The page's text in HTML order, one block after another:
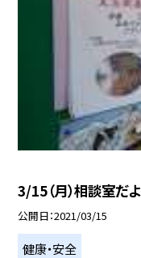
3/15（月）相談室だ
公開日 2021/03/15
健康・安全